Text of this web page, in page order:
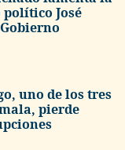
José
uno de los tres
pierde